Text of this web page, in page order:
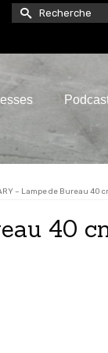
Rechercher :
– Lampe de Bureau 40
40